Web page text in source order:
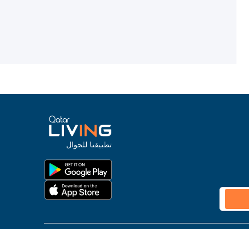
تطبيقنا للجوال